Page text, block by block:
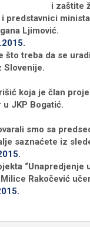
i zaštite
predstavnici
Ljimović.
što treba da se
Slovenije.
koja je član
JKP Bogatić.
smo sa
saznaćete iz
“Unapredjenje
Rakočević